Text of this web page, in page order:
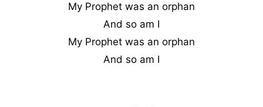
My Prophet was an orphan
And so am I
My Prophet was an orphan
And so am I